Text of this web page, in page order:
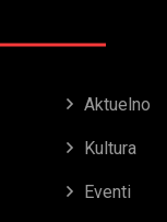
Aktuelno
Kultura
Eventi